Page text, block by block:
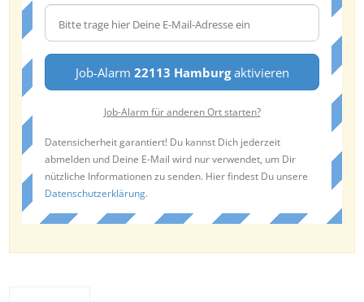
Job-Alarm 22113 Hamburgaktivieren
Job-Alarm für anderen Ort starten?
Datensicherheit garantiert! Du kannst Dich jederzeit
abmelden und Deine E-Mail wird nur verwendet, um Dir
nützliche Informationen zu senden. Hier findest Du unsere
Datenschutzerklärung.